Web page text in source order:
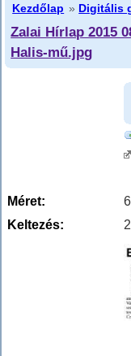
Kezdőlap » Digitális
Zalai Hírlap 2015
Halis-mű.jpg
Méret:
Keltezés: